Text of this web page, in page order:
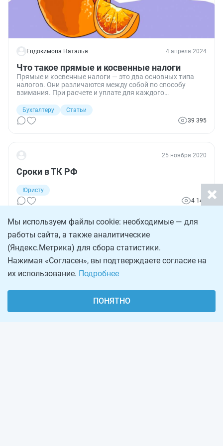
Евдокимова Наталья 4 апреля 2024
Что такое прямые и косвенные налоги
Прямые и косвенные налоги — это два основных типа
налогов. Они различаются между собой по способу
взимания. При расчете и уплате для каждого
Бухгалтеру
Статьи
39 395
25 ноября 2020
Сроки в ТК РФ
Юристу
4 141
Мы используем файлы cookie: необходимые — для
работы сайта, а также аналитические
(Яндекс.Метрика) для сбора статистики.
Нажимая «Согласен», вы подтверждаете согласие на
их использование. Подробнее
ПОНЯТНО